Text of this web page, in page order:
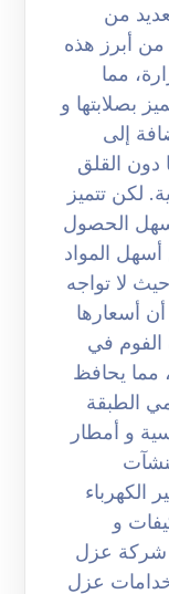
من
من أبرز هذه
مما
بصلابتها و
إلى
دون القلق
لكن تتميز
الحصول
المواد
لا تواجه
أن أسعارها
الفوم في
مما يحافظ
الطبقة
و أمطار
الكهرباء
و
شركة عزل
0508251950 استخدامات عزل